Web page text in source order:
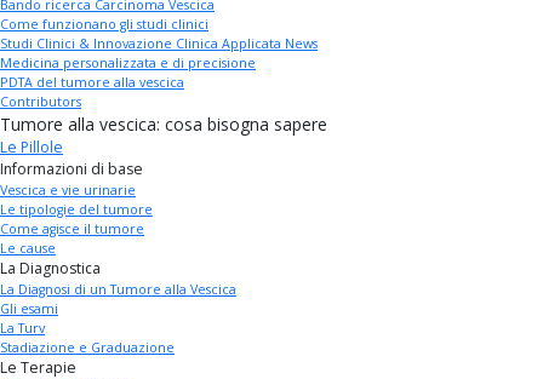
Bando ricerca Carcinoma Vescica
Come funzionano gli studi clinici
Studi Clinici & Innovazione Clinica Applicata News
Medicina personalizzata e di precisione
PDTA del tumore alla vescica
Contributors
Tumore alla vescica: cosa bisogna sapere
Le Pillole
Informazioni di base
Vescica e vie urinarie
Le tipologie del tumore
Come agisce il tumore
Le cause
La Diagnostica
La Diagnosi di un Tumore alla Vescica
Gli esami
La Turv
Stadiazione e Graduazione
Le Terapie